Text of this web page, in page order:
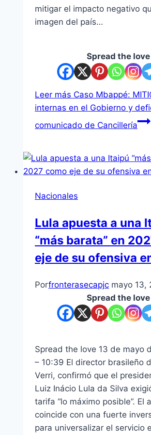
mitigar el impacto negativo
imagen del país…
Spread the love
Leer más Caso Mbappé:
internas en el Gobierno y
comunicado de Cancillería
Nacionales
Lula apuesta a una
“más barata” en
eje de su ofensiva
Porfronterasecapjc mayo 13,
Spread the love
Spread the love 13 de mayo
– 10:39 El director brasileño
Verri, confirmó que el
Luiz Inácio Lula da Silva
tarifa “lo máximo posible”. El
coincide con una fuerte
para universalizar el servicio